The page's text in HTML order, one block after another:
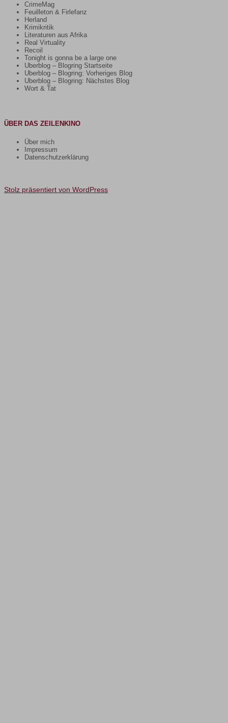
CrimeMag
Feuilleton & Firlefanz
Herland
Krimikritik
Literaturen aus Afrika
Real Virtuality
Recoil
Tonight is gonna be a large one
Uberblog – Blogring Startseite
Uberblog – Blogring: Vorheriges Blog
Uberblog – Blogring: Nächstes Blog
Wort & Tat
ÜBER DAS ZEILENKINO
Über mich
Impressum
Datenschutzerklärung
Stolz präsentiert von WordPress